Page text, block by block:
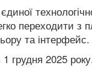
переходити з
та інтерфейс.
грудня 2025